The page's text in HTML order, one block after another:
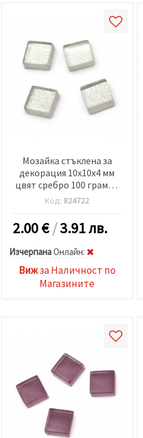
Мозайка стъклена за
декорация 10x10x4 мм
цвят сребро 100 грама ~
113 броя
Код: 824722
2.00€/3.91 лв.
ИзчерпанаOнлайн:
Вижза Наличност по
Магазините